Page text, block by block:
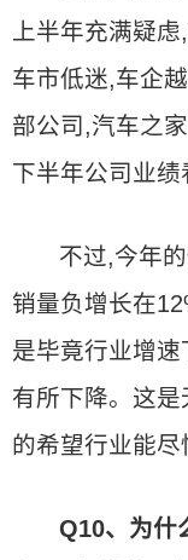
上半年充满疑
车市低迷,车企
部公司,汽车之
下半年公司业绩
不过,今年
销量负增长在
是毕竟行业增
有所下降。这
的希望行业能尽
Q10、为什